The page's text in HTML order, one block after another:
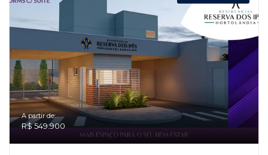
A partir de:
R$ 549.900